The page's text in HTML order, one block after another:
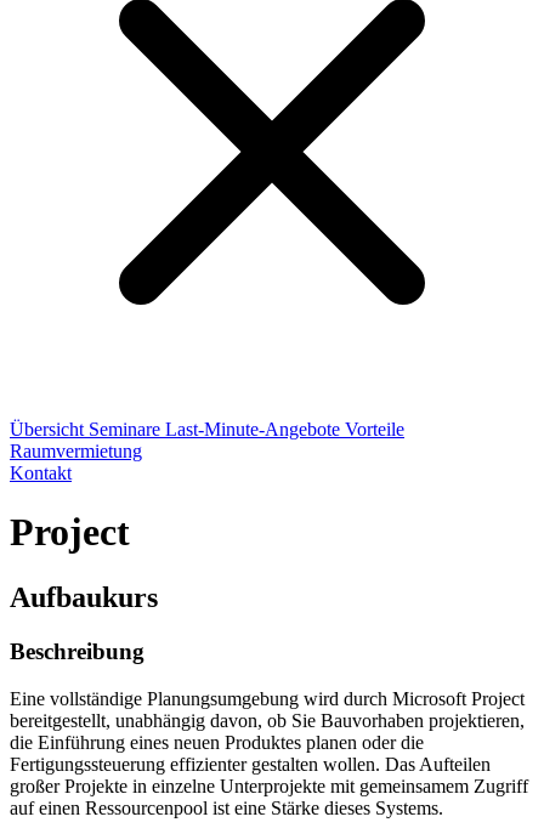
Übersicht Seminare Last-Minute-Angebote Vorteile
Raumvermietung
Kontakt
Project
Aufbaukurs
Beschreibung
Eine vollständige Planungsumgebung wird durch Microsoft Project
bereitgestellt, unabhängig davon, ob Sie Bauvorhaben projektieren,
die Einführung eines neuen Produktes planen oder die
Fertigungssteuerung effizienter gestalten wollen. Das Aufteilen
großer Projekte in einzelne Unterprojekte mit gemeinsamem Zugriff
auf einen Ressourcenpool ist eine Stärke dieses Systems.